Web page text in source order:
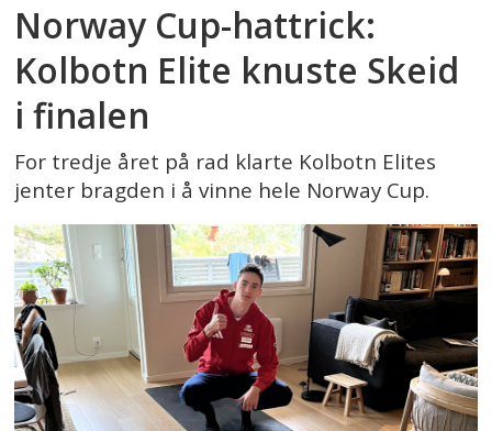
Norway Cup-hattrick:
Kolbotn Elite knuste Skeid
i finalen
For tredje året på rad klarte Kolbotn Elites
jenter bragden i å vinne hele Norway Cup.